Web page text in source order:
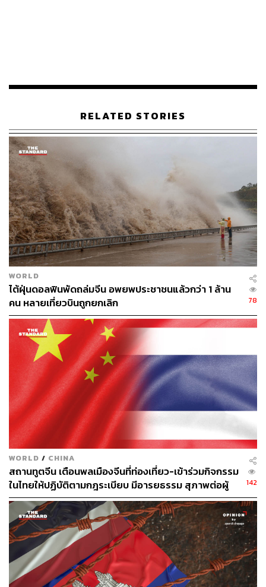
ประเทศ หรือ Passenger Service Charge (PSC) หลังคณะ
กรรมการการบินพลเรือน (กบร.) มีมติเห็นชอบให้บริษัท ท่าอ
ากาศยานไทย จำกัด (มหาชน) หรือ AOT
ใน 6 สนามบินหลัก ได้แก่
สุวรรณภูมิ ดอนเมือง เชียงใหม่ ภูเก็ต หาดใหญ่ และเชียงราย
จากเดิม 730 บาท เป็น 1,120 บาท เพิ่มขึ้นราว 53% และจะมี
ผลตั้งแต่วันที่ 20 มิถุนายน 2569เป็นต้นไป
อีกส่วนที่อยู่ระหว่างการศึกษา คือ ภาษีการเดินทางออกนอก
ราชอาณาจักร หรือ เรียกง่ายๆว่า‘Exit Fee’
ซึ่งรัฐบาลมี
แนวคิดจัดเก็บเพิ่มเติมจากผู้เดินทางออกนอกประเทศ
โดยมีการพูดถึงตัวเลขเบื้องต้นราว 1,000 บาทต่อคน ซึ่งขณะ
นี้‘ยังอยู่ระหว่างการศึกษารายละเอียดโดยกรมสรรพากร’
ขณะที่ ส่วนที่ 3 แนวคิดจัดเก็บ
ค่าธรรมเนียมนักท่องเที่ยวต่าง
หรือ “Tourism Tax” ก็อาจมีผลต่อการตัดสินใจมาเที่ยว
ข่าวที่เกี่ยวข้อง:
หรือภาพจำ ‘สยามเมืองยิ้ม’ เรากำลังหายไป? ทำไมไท
ยแพ้เกมท่องเที่ยว จีน-เกาหลีใต้-รัสเซีย บินข้ามไทยไปเ
วียดนาม-ญี่ปุ่นแทน
TDRI เปิดปม AOT จ่อขึ้นค่าบริการผู้โดยสารขาออก อ้า
งรองรับต้นทุนอนาคต แม้กำไรมหาศาล ชี้ขาดความโป
ร่งใส เสี่ยงทุบความเชื่อมั่นท่องเที่ยวไทย
ทำไม ‘อินเดีย’ คือจิ๊กซอว์ตัวสำคัญ พลิกเกมท่องเที่ยวไ
ทยยุคใหม่ ‘Healing is the New Luxury’ ในวันที่โลกที่ไ
ม่แน่นอน
ในวันที่โลกแข่งกันโต แต่ทำไม ‘ภูฏาน’ เลือกวัด ‘ความ
สุข’ ของประชากร แทนตัวเลขการเติบโตของ GDP
RELATED STORIES
WORLD
ไต้ฝุ่นดอลฟินพัดถล่มจีน อพยพประชาชนแล้วกว่า 1 ล้าน
คน หลายเที่ยวบินถูกยกเลิก
78
WORLD / CHINA
สถานทูตจีน เตือนพลเมืองจีนที่ท่องเที่ยว-เข้าร่วมกิจกรรม
ในไทยให้ปฏิบัติตามกฎระเบียบ มีอารยธรรม สุภาพต่อผู้
อื่น
142